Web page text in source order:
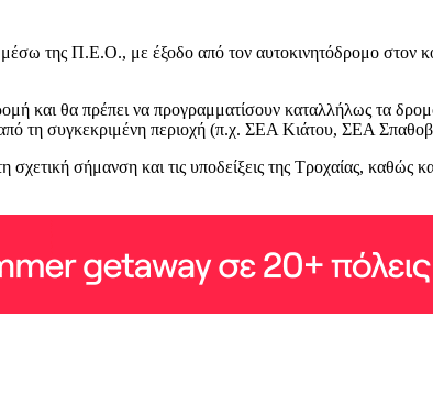
της Π.Ε.Ο., με έξοδο από τον αυτοκινητόδρομο στον
και θα πρέπει να προγραμματίσουν καταλλήλως τα
τη συγκεκριμένη περιοχή (π.χ. ΣΕΑ Κιάτου, ΣΕΑ
σήμανση και τις υποδείξεις της Τροχαίας, καθώς